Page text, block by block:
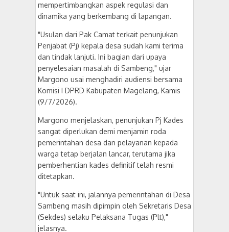
mempertimbangkan aspek regulasi dan
dinamika yang berkembang di lapangan.
​"Usulan dari Pak Camat terkait penunjukan
Penjabat (Pj) kepala desa sudah kami terima
dan tindak lanjuti. Ini bagian dari upaya
penyelesaian masalah di Sambeng," ujar
Margono usai menghadiri audiensi bersama
Komisi I DPRD Kabupaten Magelang, Kamis
(9/7/2026).
​Margono menjelaskan, penunjukan Pj Kades
sangat diperlukan demi menjamin roda
pemerintahan desa dan pelayanan kepada
warga tetap berjalan lancar, terutama jika
pemberhentian kades definitif telah resmi
ditetapkan.
"Untuk saat ini, jalannya pemerintahan di Desa
Sambeng masih dipimpin oleh Sekretaris Desa
(Sekdes) selaku Pelaksana Tugas (Plt),"
jelasnya.